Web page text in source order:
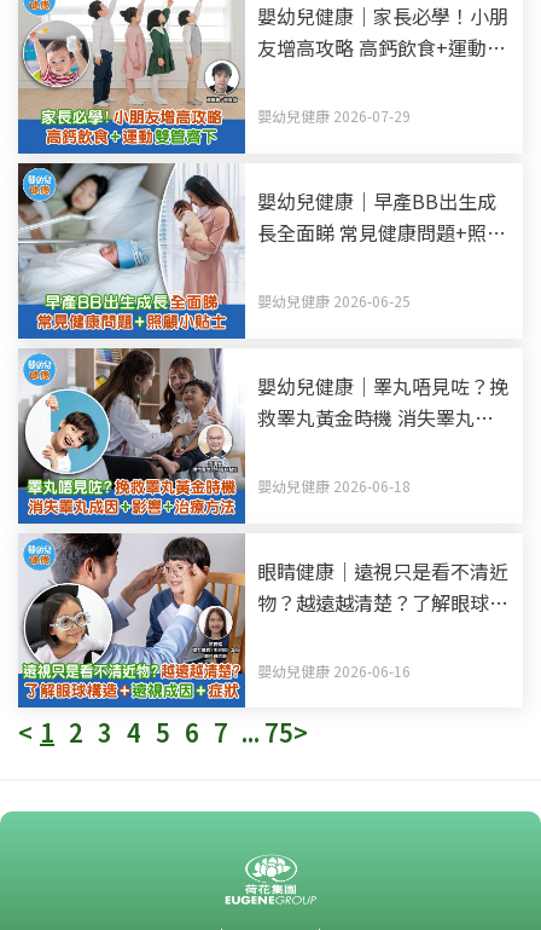
嬰幼兒健康｜家長必學！小朋
友增高攻略 高鈣飲食+運動雙
嬰幼兒健康 2026-07-29
嬰幼兒健康｜早產BB出生成
長全面睇 常見健康問題+照顧
嬰幼兒健康 2026-06-25
嬰幼兒健康｜睪丸唔見咗？挽
救睪丸黃金時機 消失睪丸—
嬰幼兒健康 2026-06-18
眼睛健康｜遠視只是看不清近
物？越遠越清楚？了解眼球構
嬰幼兒健康 2026-06-16
< 1 2 3 4 5 6 7 ... 75>